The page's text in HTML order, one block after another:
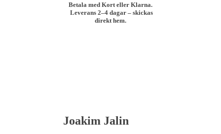
Betala med Kort eller Klarna.
Leverans 2–4 dagar – skickas
direkt hem.
Joakim Jalin